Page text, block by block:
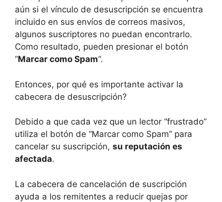
aún si el vínculo de desuscripción se encuentra
incluido en sus envíos de correos masivos,
algunos suscriptores no puedan encontrarlo.
Como resultado, pueden presionar el botón
“Marcar como Spam“.
Entonces, por qué es importante activar la
cabecera de desuscripción?
Debido a que cada vez que un lector “frustrado”
utiliza el botón de “Marcar como Spam” para
cancelar su suscripción, su reputación es
afectada.
La cabecera de cancelación de suscripción
ayuda a los remitentes a reducir quejas por